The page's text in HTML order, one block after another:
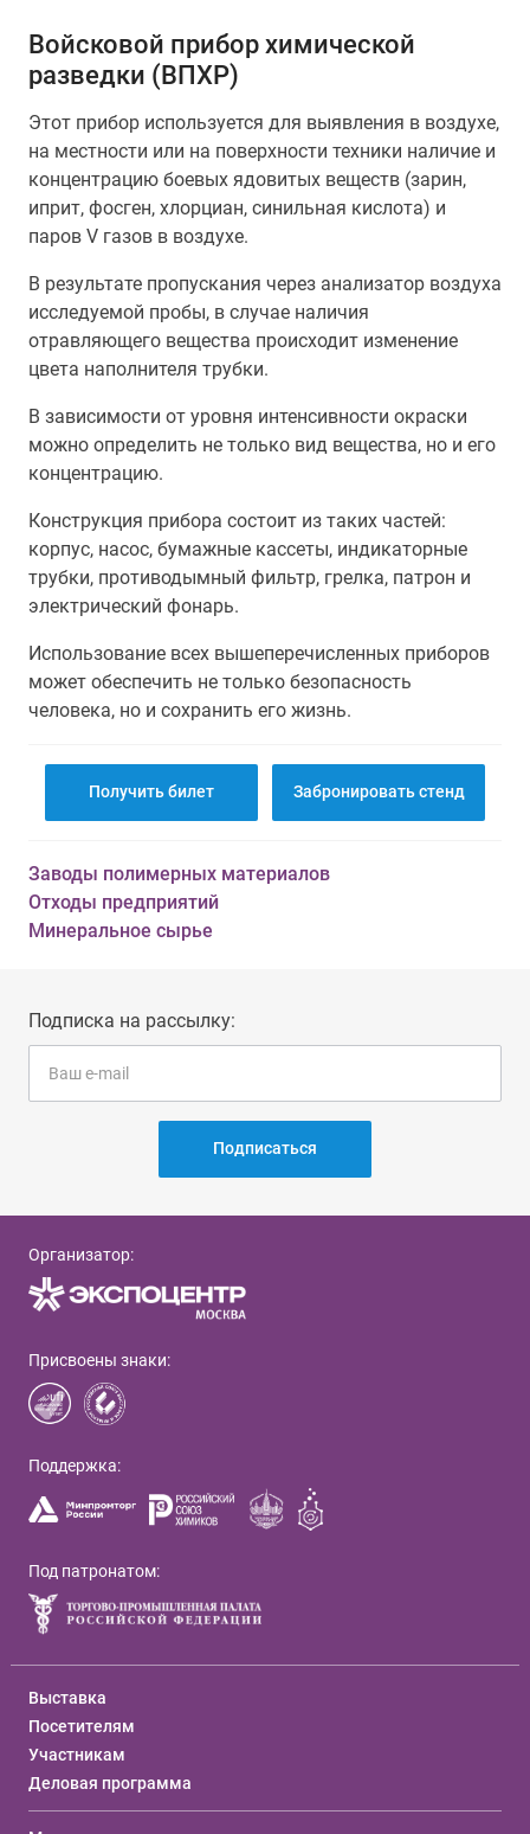
Войсковой прибор химической
разведки (ВПХР)
Этот прибор используется для выявления в воздухе,
на местности или на поверхности техники наличие и
концентрацию боевых ядовитых веществ (зарин,
иприт, фосген, хлорциан, синильная кислота) и
паров V газов в воздухе.
В результате пропускания через анализатор воздуха
исследуемой пробы, в случае наличия
отравляющего вещества происходит изменение
цвета наполнителя трубки.
В зависимости от уровня интенсивности окраски
можно определить не только вид вещества, но и его
концентрацию.
Конструкция прибора состоит из таких частей:
корпус, насос, бумажные кассеты, индикаторные
трубки, противодымный фильтр, грелка, патрон и
электрический фонарь.
Использование всех вышеперечисленных приборов
может обеспечить не только безопасность
человека, но и сохранить его жизнь.
Получить билет Забронировать стенд
Заводы полимерных материалов
Отходы предприятий
Минеральное сырье
Подписка на рассылку:
Подписаться
Организатор:
Присвоены знаки:
Поддержка:
Под патронатом:
Выставка
Посетителям
Участникам
Деловая программа